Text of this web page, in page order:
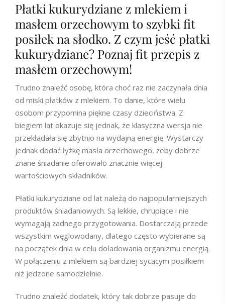
Płatki kukurydziane z mlekiem i
masłem orzechowym to szybki fit
posiłek na słodko. Z czym jeść płatki
kukurydziane? Poznaj fit przepis z
masłem orzechowym!
Trudno znaleźć osobę, która choć raz nie zaczynała dnia
od miski płatków z mlekiem. To danie, które wielu
osobom przypomina piękne czasy dzieciństwa. Z
biegiem lat okazuje się jednak, że klasyczna wersja nie
przekładała się zbytnio na wydajną energię. Wystarczy
jednak dodać łyżkę masła orzechowego, żeby dobrze
znane śniadanie oferowało znacznie więcej
wartościowych składników.
Płatki kukurydziane od lat należą do najpopularniejszych
produktów śniadaniowych. Są lekkie, chrupiące i nie
wymagają żadnego przygotowania. Dostarczają przede
wszystkim węglowodany, dlatego często wybierane są
na początek dnia w celu doładowania organizmu energią.
W połączeniu z mlekiem są bardziej sycącym posiłkiem
niż jedzone samodzielnie.
Trudno znaleźć dodatek, który tak dobrze pasuje do